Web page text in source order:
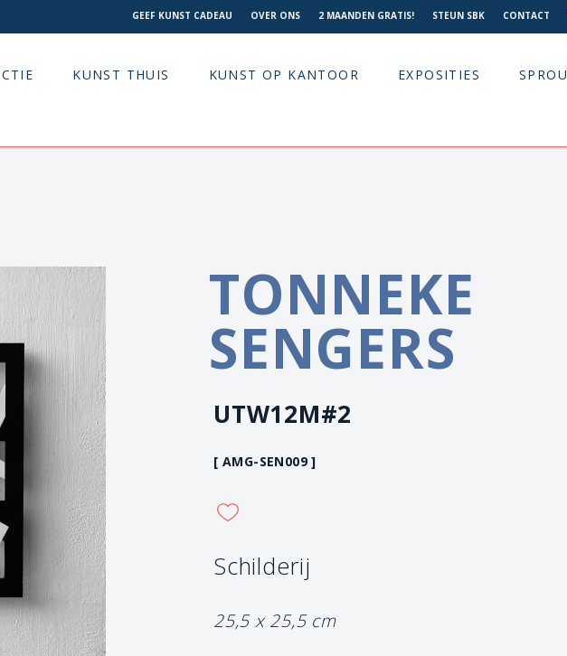
GEEF KUNST CADEAU OVER ONS 2 MAANDEN GRATIS! STEUN SBK CONTACT
KUNST THUIS KUNST OP KANTOOR EXPOSITIES
TONNEKE
SENGERS
UTW12M#2
[ AMG-SEN009 ]
Schilderij
25,5 x 25,5 cm